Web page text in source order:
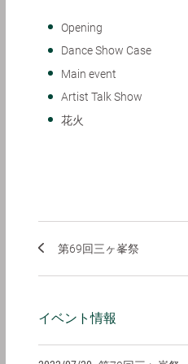
Opening
Dance Show Case
Main event
Artist Talk Show
花火
第69回三ヶ峯祭
イベント情報